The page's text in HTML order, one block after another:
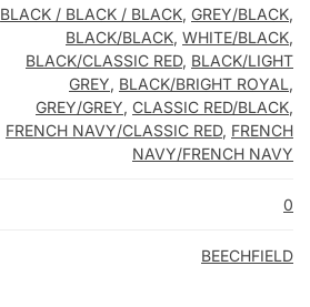
BLACK / BLACK / BLACK, GREY/BLACK,
BLACK/BLACK, WHITE/BLACK,
BLACK/CLASSIC RED, BLACK/LIGHT
GREY, BLACK/BRIGHT ROYAL,
GREY/GREY, CLASSIC RED/BLACK,
FRENCH NAVY/CLASSIC RED, FRENCH
NAVY/FRENCH NAVY
0
BEECHFIELD